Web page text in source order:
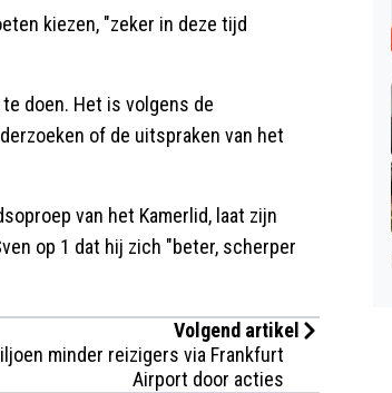
kiezen, "zeker in deze tijd
doen. Het is volgens de
of de uitspraken van het
van het Kamerlid, laat zijn
op 1 dat hij zich "beter, scherper
Volgend artikel
minder reizigers via Frankfurt
Airport door acties